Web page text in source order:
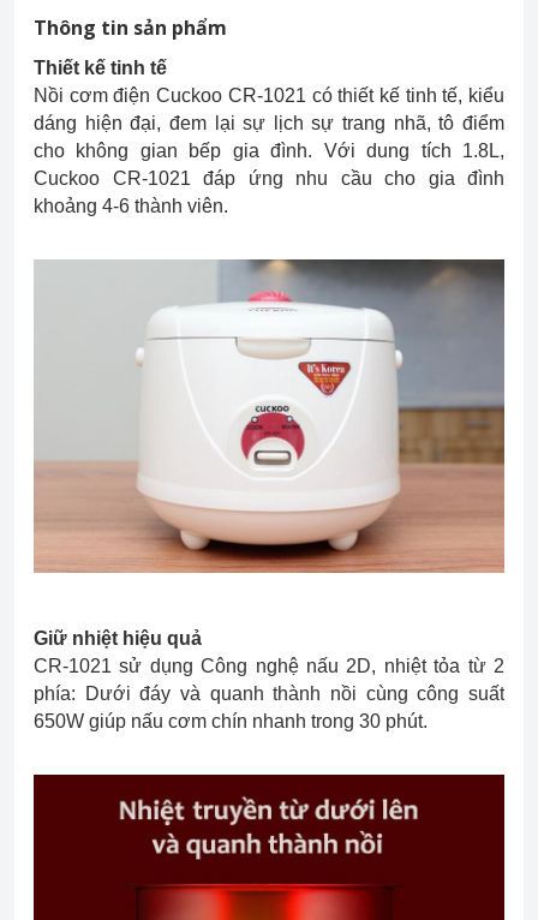
Thông tin sản phẩm
Thiết kế tinh tế
Nồi cơm điện Cuckoo CR-1021 có thiết kế tinh tế, kiểu
dáng hiện đại, đem lại sự lịch sự trang nhã, tô điểm
cho không gian bếp gia đình. Với dung tích 1.8L,
Cuckoo CR-1021 đáp ứng nhu cầu cho gia đình
khoảng 4-6 thành viên.
Giữ nhiệt hiệu quả
CR-1021 sử dụng Công nghệ nấu 2D, nhiệt tỏa từ 2
phía: Dưới đáy và quanh thành nồi cùng công suất
650W giúp nấu cơm chín nhanh trong 30 phút.